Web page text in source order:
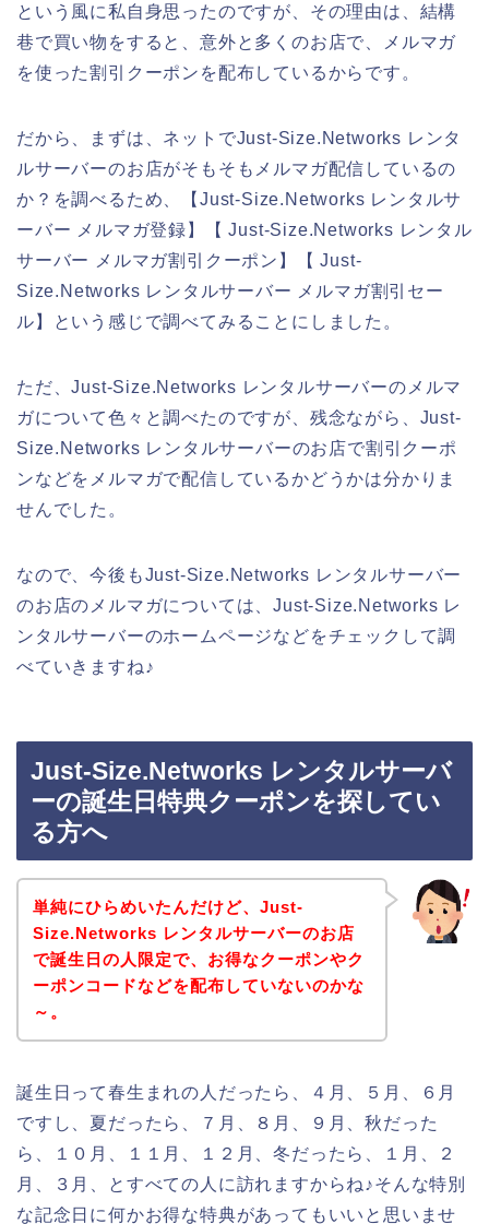
という風に私自身思ったのですが、その理由は、結構
巷で買い物をすると、意外と多くのお店で、メルマガ
を使った割引クーポンを配布しているからです。
だから、まずは、ネットでJust-Size.Networks レンタ
ルサーバーのお店がそもそもメルマガ配信しているの
か？を調べるため、【Just-Size.Networks レンタルサ
ーバー メルマガ登録】【 Just-Size.Networks レンタル
サーバー メルマガ割引クーポン】【 Just-
Size.Networks レンタルサーバー メルマガ割引セー
ル】という感じで調べてみることにしました。
ただ、Just-Size.Networks レンタルサーバーのメルマ
ガについて色々と調べたのですが、残念ながら、Just-
Size.Networks レンタルサーバーのお店で割引クーポ
ンなどをメルマガで配信しているかどうかは分かりま
せんでした。
なので、今後もJust-Size.Networks レンタルサーバー
のお店のメルマガについては、Just-Size.Networks レ
ンタルサーバーのホームページなどをチェックして調
べていきますね♪
Just-Size.Networks レンタルサーバ
ーの誕生日特典クーポンを探してい
る方へ
単純にひらめいたんだけど、Just-
Size.Networks レンタルサーバーのお店
で誕生日の人限定で、お得なクーポンやク
ーポンコードなどを配布していないのかな
～。
誕生日って春生まれの人だったら、４月、５月、６月
ですし、夏だったら、７月、８月、９月、秋だった
ら、１０月、１１月、１２月、冬だったら、１月、２
月、３月、とすべての人に訪れますからね♪そんな特別
な記念日に何かお得な特典があってもいいと思いませ